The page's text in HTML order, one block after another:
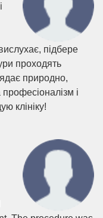
підбере
проходять
природно,
і
клініку!